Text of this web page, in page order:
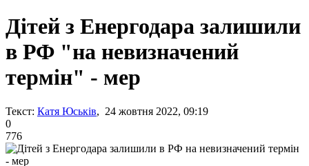
Дітей з Енергодара залишили
в РФ "на невизначений
термін" - мер
Текст: Катя Юськів, 24 жовтня 2022, 09:19
0
776